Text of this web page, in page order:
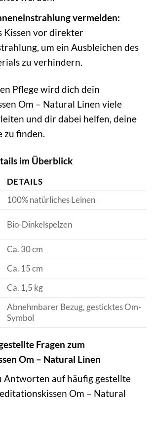
vermeiden:
Kissen vor direkter
um ein Ausbleichen des
zu verhindern.
Pflege wird dich dein
Om – Natural Linen viele
und dir dabei helfen, deine
zu finden.
im Überblick
DETAILS
100% natürliches Leinen
Bio-Dinkelspelzen
Ca. 30 cm
Ca. 15 cm
Ca. 1,5 kg
Abnehmbarer Bezug, gesticktes Om-
Symbol
Fragen zum
Om – Natural Linen
Antworten auf häufig gestellte
Om – Natural